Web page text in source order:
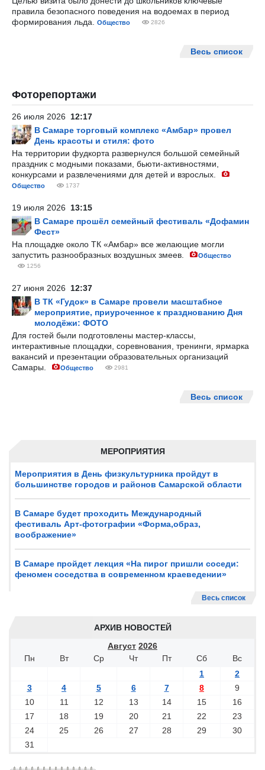
МЕРОПРИЯТИЯ
Мероприятия в День физкультурника пройдут в
большинстве городов и районов Самарской области
В Самаре будет проходить Международный
фестиваль Арт-фотографии «Форма,образ,
воображение»
В Самаре пройдет лекция «На пирог пришли соседи:
феномен соседства в современном краеведении»
Весь список
АРХИВ НОВОСТЕЙ
Август 2026
Пн
Вт Ср Чт Пт Сб
Вс
1
2
3
4 5 6 7 8
9
10
11 12 13 14 15
16
17
18 19 20 21 22
23
24
25 26 27 28 29
30
31
правила безопасного поведения на водоемах в период
формирования льда.
Общество 2826
Весь список
Фоторепортажи
26 июля 2026 12:17
В Самаре торговый комплекс «Амбар» провел
День красоты и стиля: фото
На территории фудкорта развернулся большой семейный
праздник с модными показами, бьюти-активностями,
конкурсами и развлечениями для детей и взрослых.
Общество 1737
19 июля 2026 13:15
В Самаре прошёл семейный фестиваль «Дофамин
Фест»
На площадке около ТК «Амбар» все желающие могли
запустить разнообразных воздушных змеев.
Общество
1256
27 июня 2026 12:37
В ТК «Гудок» в Самаре провели масштабное
мероприятие, приуроченное к празднованию Дня
молодёжи: ФОТО
Для гостей были подготовлены мастер-классы,
интерактивные площадки, соревнования, тренинги, ярмарка
вакансий и презентации образовательных организаций
Самары.
Общество 2981
Весь список